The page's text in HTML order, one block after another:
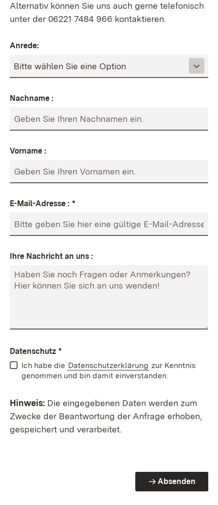
Alternativ können Sie uns auch gerne telefonisch
unter der 06221 7484 966 kontaktieren.
Anrede:
Nachname :
Vorname :
E-Mail-Adresse : *
Ihre Nachricht an uns :
Datenschutz *
Ich habe die Datenschutzerklärung zur Kenntnis
genommen und bin damit einverstanden.
Hinweis: Die eingegebenen Daten werden zum
Zwecke der Beantwortung der Anfrage erhoben,
gespeichert und verarbeitet.
Absenden